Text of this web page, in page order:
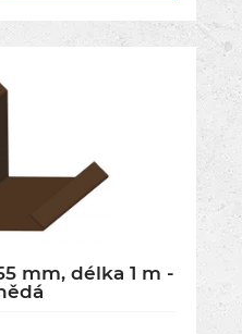
mm, délka 1 m -